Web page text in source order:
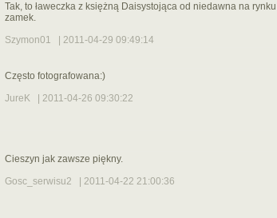
Tak, to ławeczka z księżną Daisystojąca od niedawna na
zamek.
Szymon01 | 2011-04-29 09:49:14
Często fotografowana:)
JureK | 2011-04-26 09:30:22
Cieszyn jak zawsze piękny.
Gosc_serwisu2 | 2011-04-22 21:00:36